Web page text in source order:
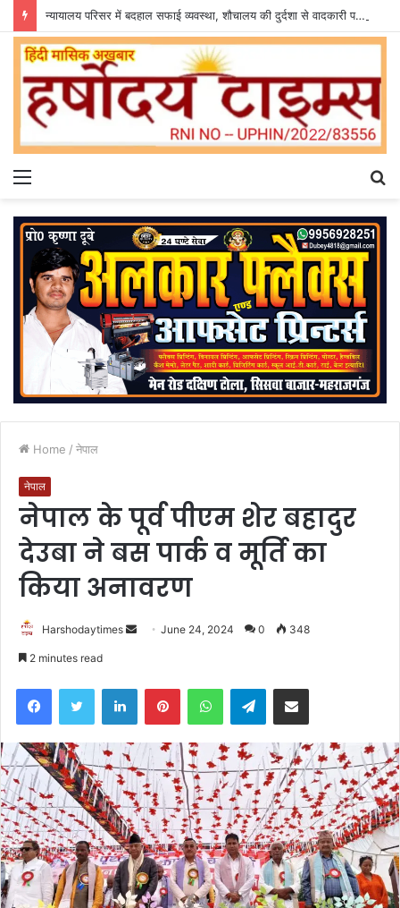
न्यायालय परिसर में बदहाल सफाई व्यवस्था, शौचालय की दुर्दशा से वादकारी परेशान
Menu
Home / नेपाल
नेपाल
नेपाल के पूर्व पीएम शेर बहादुर
देउबा ने बस पार्क व मूर्ति का
किया अनावरण
Harshodaytimes
SendJune 24, 2024 0 348
2 minutes read
FacebookTwitter LinkedInPinterestWhatsAppTelegramShare via Email